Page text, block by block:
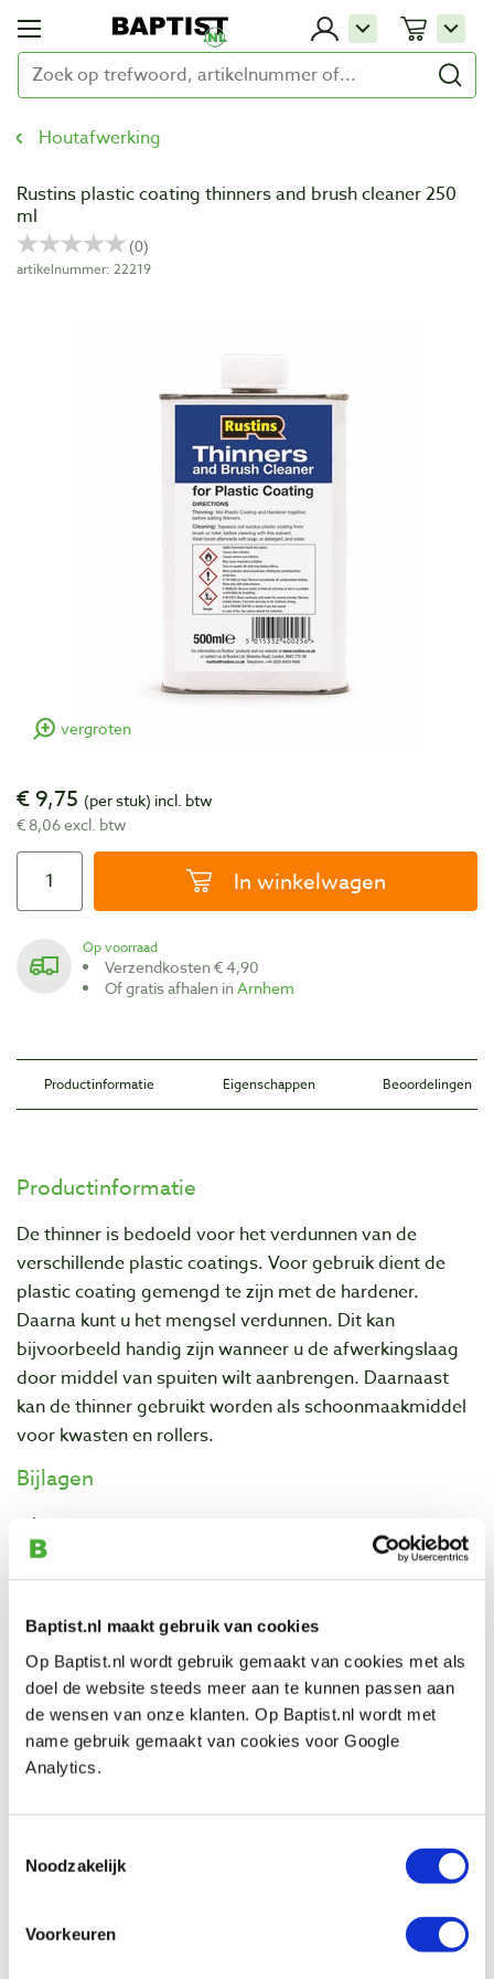
Baptist.nl maakt gebruik van cookies
Op Baptist.nl wordt gebruik gemaakt van cookies met als
doel de website steeds meer aan te kunnen passen aan
de wensen van onze klanten. Op Baptist.nl wordt met
name gebruik gemaakt van cookies voor Google
Analytics.
Noodzakelijk
Voorkeuren
Houtafwerking
Rustins plastic coating thinners and brush cleaner 250
ml
artikelnummer: 22219
vergroten
€ 9,75 (per stuk) incl. btw
€ 8,06 excl. btw
In winkelwagen
Op voorraad
Verzendkosten € 4,90
Of gratis afhalen inArnhem
Productinformatie Eigenschappen Beoordelingen
Productinformatie
De thinner is bedoeld voor het verdunnen van de
verschillende plastic coatings. Voor gebruik dient de
plastic coating gemengd te zijn met de hardener.
Daarna kunt u het mengsel verdunnen. Dit kan
bijvoorbeeld handig zijn wanneer u de afwerkingslaag
door middel van spuiten wilt aanbrengen. Daarnaast
kan de thinner gebruikt worden als schoonmaakmiddel
voor kwasten en rollers.
Bijlagen
Rustins plastic coating thinner and brush cleaner
veiligheids info
Eigenschappen
Inhoud:250 ml
Baptist maakt gebruik van Trusted Shops als een